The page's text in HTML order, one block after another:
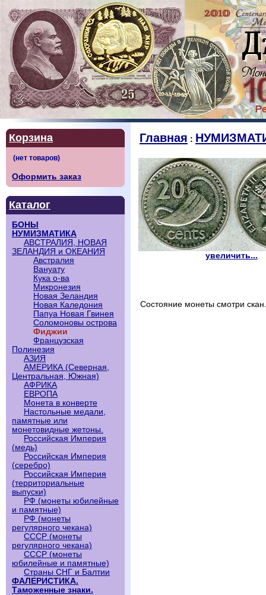
Корзина
Оформить заказ
Каталог
БОНЫ
НУМИЗМАТИКА
АВСТРАЛИЯ, НОВАЯ
ЗЕЛАНДИЯ и ОКЕАНИЯ
Австралия
Вануату
Кука о-ва
Микронезия
Новая Зеландия
Новая Каледония
Папуа Новая Гвинея
Соломоновы острова
Фиджии
Французская
Полинезия
АЗИЯ
АМЕРИКА (Северная,
Центральная, Южная)
АФРИКА
ЕВРОПА
Монета в конверте
Настольные медали,
памятные или
монетовидные жетоны.
Российская Империя
(медь)
Российская Империя
(серебро)
Российская Империя
(территориальные
выпуски)
РФ (монеты юбилейные
и памятные)
РФ (монеты
регулярного чекана)
СССР (монеты
регулярного чекана)
СССР (монеты
юбилейные и памятные)
Страны СНГ и Балтии
ФАЛЕРИСТИКА.
Таможенные знаки.
Главная :
увеличить...
Состояние монеты смотри скан.